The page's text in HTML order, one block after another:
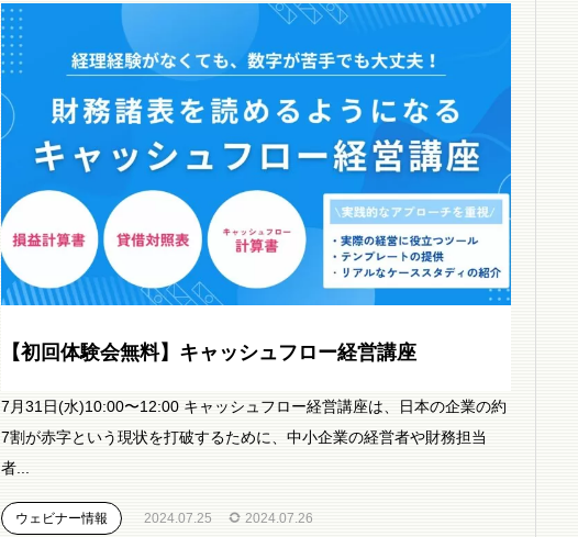
【初回体験会無料】キャッシュフロー経営講座
7月31日(水)10:00〜12:00 キャッシュフロー経営講座は、日本の企業の約
7割が赤字という現状を打破するために、中小企業の経営者や財務担当
者...
ウェビナー情報 2024.07.25 2024.07.26